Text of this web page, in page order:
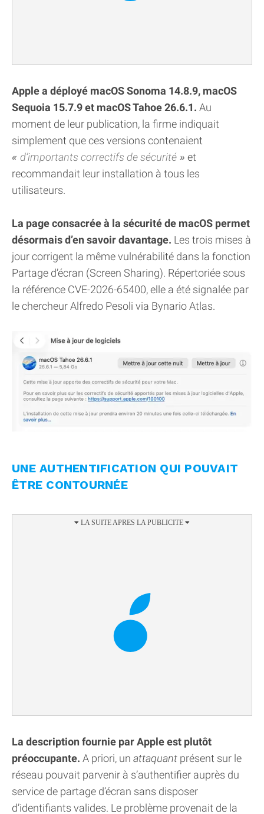
Apple a déployé macOS Sonoma 14.8.9, macOS
Sequoia 15.7.9 et macOS Tahoe 26.6.1. Au
moment de leur publication, la firme indiquait
simplement que ces versions contenaient
d’importants correctifs de sécurité
et
recommandait leur installation à tous les
utilisateurs.
La page consacrée à la sécurité de macOS permet
désormais d’en savoir davantage. Les trois mises à
jour corrigent la même vulnérabilité dans la fonction
Partage d’écran (Screen Sharing). Répertoriée sous
la référence CVE-2026-65400, elle a été signalée par
le chercheur Alfredo Pesoli via Bynario Atlas.
UNE AUTHENTIFICATION QUI POUVAIT
ÊTRE CONTOURNÉE
La description fournie par Apple est plutôt
préoccupante. A priori, un attaquant présent sur le
réseau pouvait parvenir à s’authentifier auprès du
service de partage d’écran sans disposer
d’identifiants valides. Le problème provenait de la